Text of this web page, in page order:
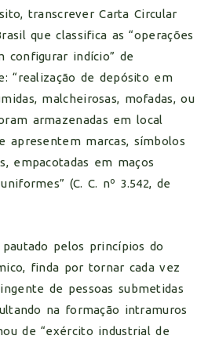
transcrever Carta Circular
que classifica as “operações
configurar indício” de
“realização de depósito em
malcheirosas, mofadas, ou
armazenadas em local
apresentem marcas, símbolos
empacotadas em maços
(C. C. nº 3.542, de
pelos princípios do
finda por tornar cada vez
de pessoas submetidas
na formação intramuros
de “exército industrial de